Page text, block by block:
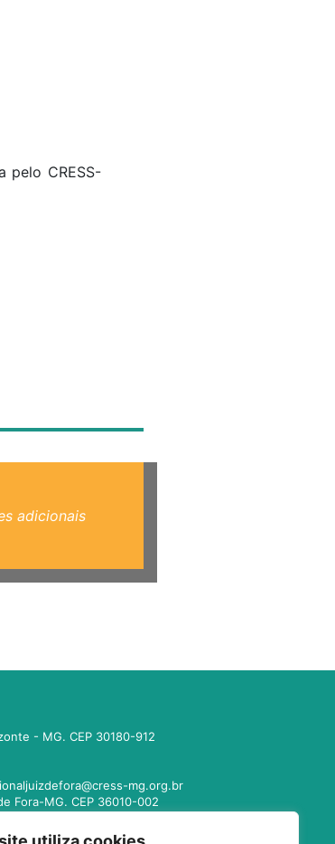
pelo CRESS-
adicionais
- MG. CEP 30180-912
mg.org.br
Fora-MG. CEP 36010-002